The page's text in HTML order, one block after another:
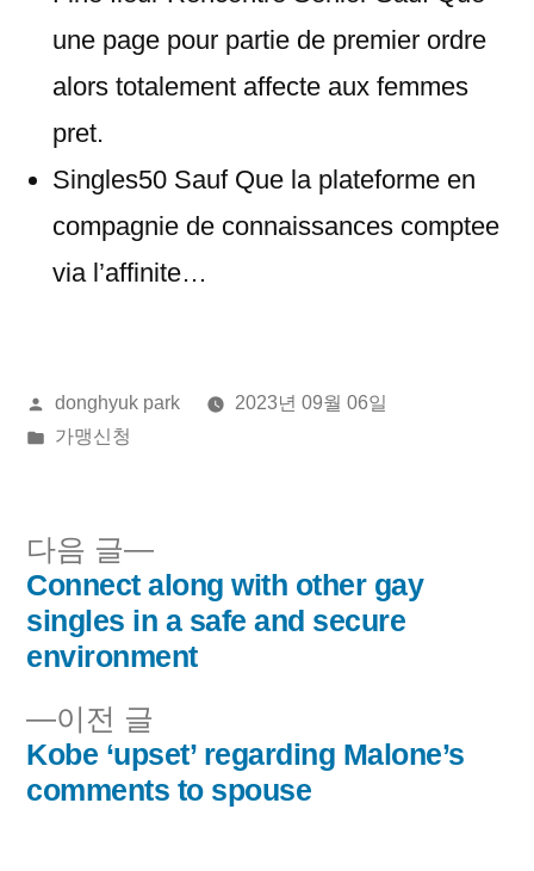
une page pour partie de premier ordre
alors totalement affecte aux femmes
pret.
Singles50 Sauf Que la plateforme en
compagnie de connaissances comptee
via l’affinite…
올
린
donghyuk park
2023년 09월 06일
게
가맹신청
글
내
비
게
이전 글
전
글:
Kobe ‘upset’ regarding Malone’s
comments to spouse
다음 글
다
음
글:
Connect along with other gay
singles in a safe and secure
environment